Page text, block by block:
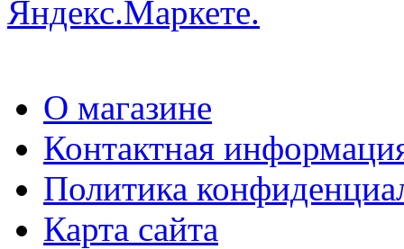
О магазине
Контактная
Политика
Карта сайта